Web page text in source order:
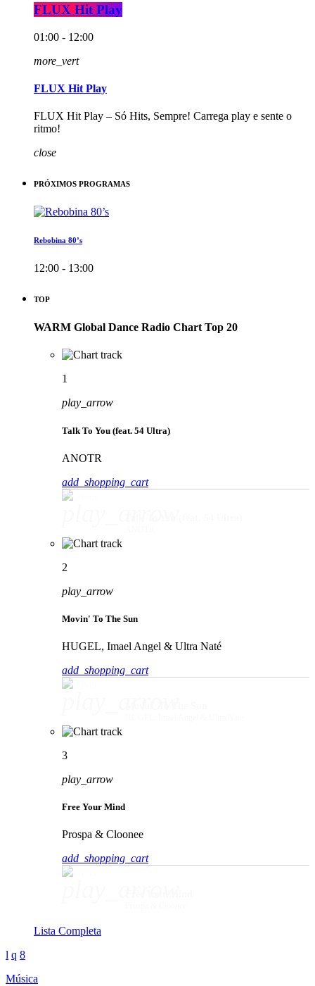
FLUX Hit Play
01:00 - 12:00
more_vert
FLUX Hit Play
FLUX Hit Play – Só Hits, Sempre! Carrega play e sente o
ritmo!
close
PRÓXIMOS PROGRAMAS
Rebobina 80’s
12:00 - 13:00
TOP
WARM Global Dance Radio Chart Top 20
1
play_arrow
Talk To You (feat. 54 Ultra)
ANOTR
add_shopping_cart
2
play_arrow
Movin' To The Sun
HUGEL, Imael Angel & Ultra Naté
add_shopping_cart
3
play_arrow
Free Your Mind
Prospa & Cloonee
add_shopping_cart
Lista Completa
Música